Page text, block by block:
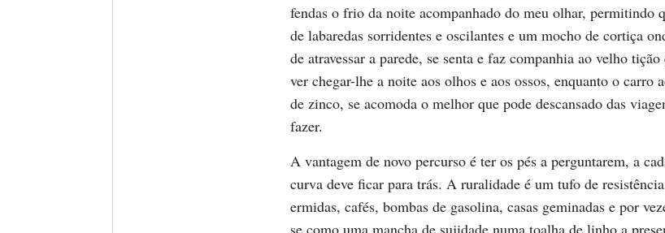
fendas o frio da noite acompanhado do meu olhar, permitindo
de labaredas sorridentes e oscilantes e um mocho de cortiça
de atravessar a parede, se senta e faz companhia ao velho
ver chegar-lhe a noite aos olhos e aos ossos, enquanto o carro
de zinco, se acomoda o melhor que pode descansado das
fazer.
A vantagem de novo percurso é ter os pés a perguntarem, a
curva deve ficar para trás. A ruralidade é um tufo de
ermidas, cafés, bombas de gasolina, casas geminadas e por
se como uma mancha de sujidade numa toalha de linho a